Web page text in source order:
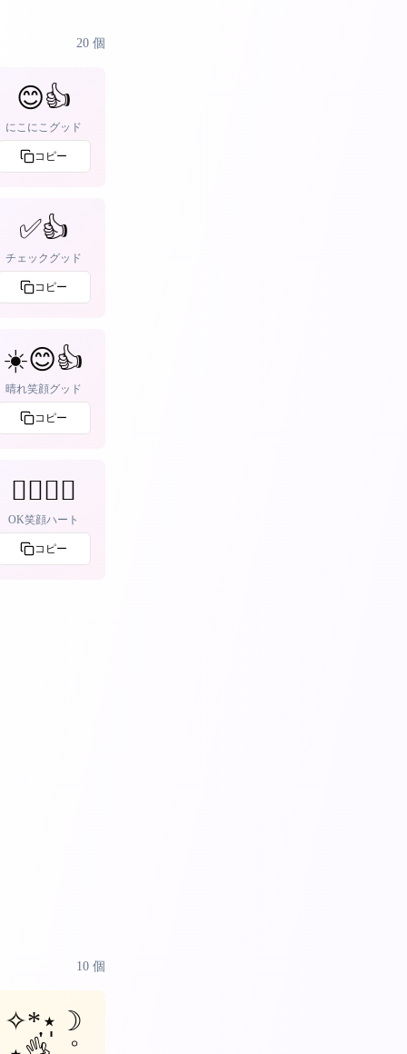
20 個
😊👍
にこにこグッド
コピー
✅👍
チェックグッド
コピー
☀️😊👍
晴れ笑顔グッド
コピー
👌🏻😊💕
OK笑顔ハート
コピー
10 個
✧*̣̩⋆̩☽